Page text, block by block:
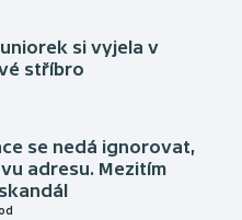
si vyjela v
stříbro
se nedá ignorovat,
adresu. Mezitím